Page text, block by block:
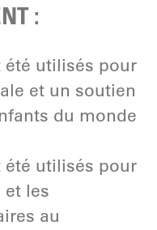
:
été utilisés pour
et un soutien
du monde
été utilisés pour
les
au